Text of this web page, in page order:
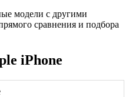
модели с другими
сравнения и подбора
iPhone